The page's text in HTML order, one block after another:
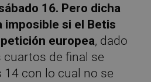
16. Pero dicha
imposible si el Betis
europea, dado
cuartos de final se
14 con lo cual no se